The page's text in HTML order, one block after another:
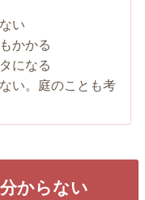
い
かかる
になる
い。庭のことも考
からない